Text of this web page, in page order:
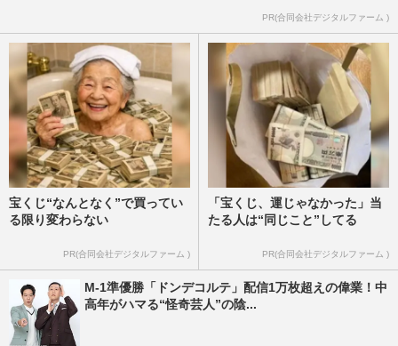
PR(合同会社デジタルファーム )
宝くじ“なんとなく”で買ってい
る限り変わらない
PR(合同会社デジタルファーム )
「宝くじ、運じゃなかった」当
たる人は“同じこと”してる
PR(合同会社デジタルファーム )
M-1準優勝「ドンデコルテ」配信1万枚超えの偉業！中
高年がハマる“怪奇芸人”の陰...